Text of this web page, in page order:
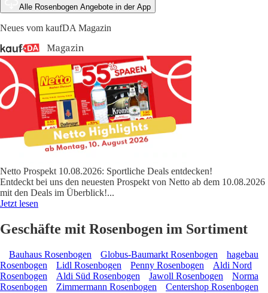
Alle Rosenbogen Angebote in der App
Neues vom kaufDA Magazin
Netto Prospekt 10.08.2026: Sportliche Deals entdecken!
Entdeckt bei uns den neuesten Prospekt von Netto ab dem 10.08.2026
mit den Deals im Überblick!...
Jetzt lesen
Geschäfte mit Rosenbogen im Sortiment
Bauhaus Rosenbogen Globus-Baumarkt Rosenbogen
hagebau
Rosenbogen
Lidl Rosenbogen Penny Rosenbogen
Aldi Nord
Rosenbogen
Aldi Süd Rosenbogen Jawoll Rosenbogen
Norma
Rosenbogen
Zimmermann Rosenbogen Centershop Rosenbogen